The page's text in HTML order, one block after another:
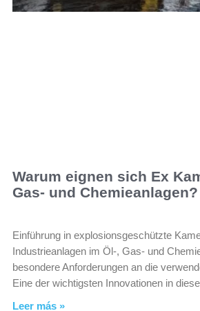
Warum eignen sich Ex
Gas- und Chemieanlagen?
Einführung in explosionsgeschützte
Industrieanlagen im Öl-, Gas- und
besondere Anforderungen an die
Eine der wichtigsten Innovationen in
Leer más »